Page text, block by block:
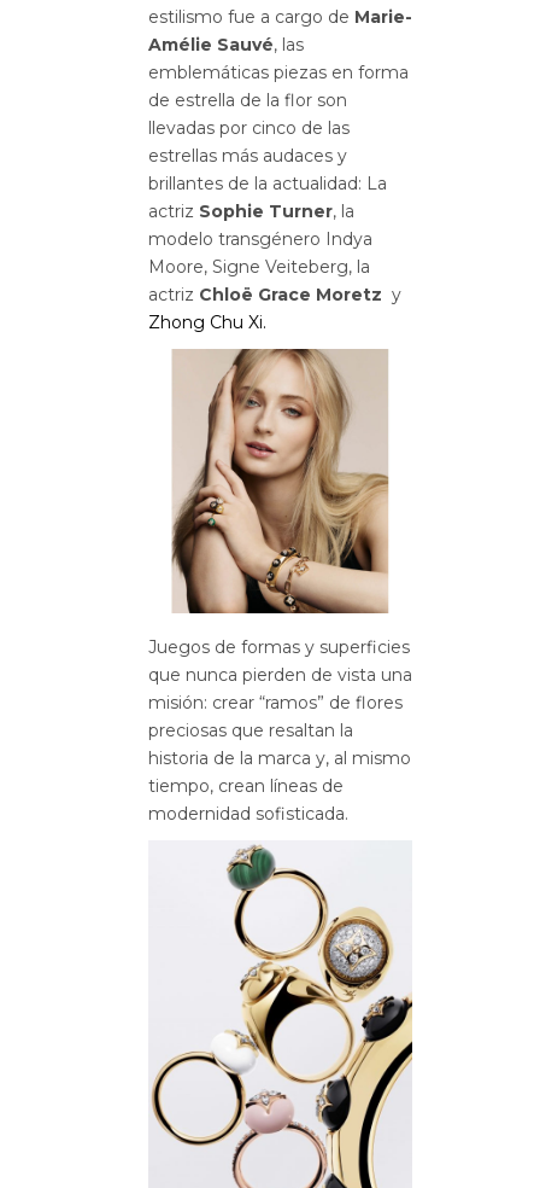
estilismo fue a cargo de Marie-
Amélie Sauvé, las
emblemáticas piezas en forma
de estrella de la flor son
llevadas por cinco de las
estrellas más audaces y
brillantes de la actualidad: La
actriz Sophie Turner, la
modelo transgénero Indya
Moore, Signe Veiteberg, la
actriz Chloë Grace Moretz y
Zhong Chu Xi.
Juegos de formas y superficies
que nunca pierden de vista una
misión: crear “ramos” de flores
preciosas que resaltan la
historia de la marca y, al mismo
tiempo, crean líneas de
modernidad sofisticada.